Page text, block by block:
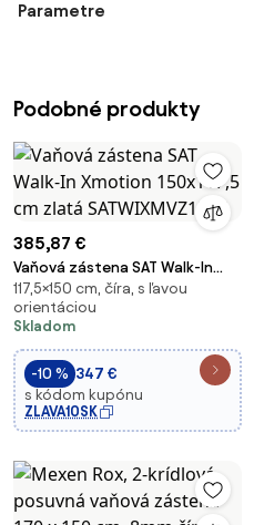
Parametre
Podobné produkty
385,87 €
Vaňová zástena SAT Walk-In
Xmotion 150x117,5 cm zlatá
SATWIXMVZ150Z
117,5×150 cm, číra, s ľavou
orientáciou
Skladom
-10 % 347 €
s kódom kupónu
ZLAVA10SK